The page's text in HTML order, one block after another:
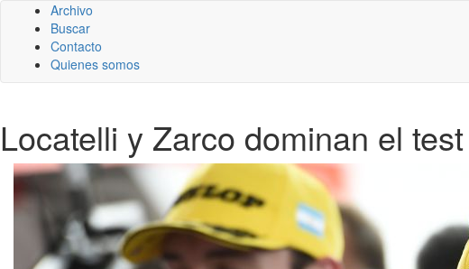
Archivo
Buscar
Contacto
Quienes somos
Locatelli y Zarco dominan el